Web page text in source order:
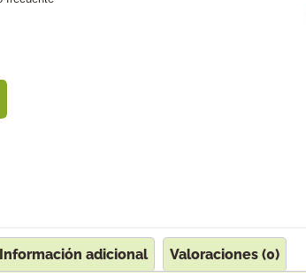
Información adicional Valoraciones (0)